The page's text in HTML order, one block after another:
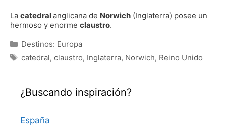
La catedralanglicana de Norwich (Inglaterra) posee un
hermoso y enorme claustro.
Categorías
Destinos: Europa
Etiquetas
catedral, claustro, Inglaterra, Norwich, Reino Unido
¿Buscando inspiración?
España